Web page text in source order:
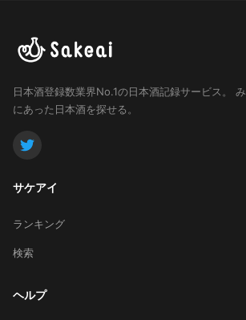
日本酒登録数業界No.1の日本酒記録サービス。
にあった日本酒を探せる。
サケアイ
ランキング
検索
ヘルプ